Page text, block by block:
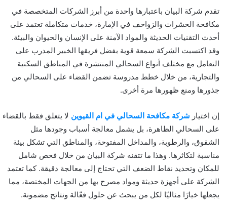
تقدم شركة البيان باعتبارها واحدة من أبرز الشركات المتخصصة في
مكافحة الحشرات والزواحف في الإمارة، خدمات متكاملة تعتمد على
أحدث التقنيات الحديثة والمواد الآمنة على الإنسان والحيوان والبيئة.
وقد اكتسبت الشركة سمعة قوية بفضل فريقها الخبير المدرب على
التعامل مع مختلف أنواع السحالي المنتشرة في المناطق السكنية
والتجارية، من خلال خطط مدروسة تضمن القضاء على السحالي من
جذورها ومنع ظهورها مرة أخرى.
إن اختيار شركة مكافحة السحالي في ام القيوين لا يتعلق فقط بالقضاء
على السحالي الظاهرة، بل يشمل معالجة أسباب وجودها مثل
الشقوق، والرطوبة، والمداخل المفتوحة، والمناطق التي تشكل بيئة
مناسبة لتكاثرها. وهذا ما تتقنه شركة البيان من خلال فحص شامل
للمكان وتحديد نقاط الضعف التي تحتاج إلى معالجة دقيقة. كما تعتمد
الشركة على أجهزة حديثة ومواد مصرح بها من الجهات المختصة، مما
يجعلها خيارًا مثاليًا لكل من يبحث عن حلول فعّالة ونتائج مضمونة.